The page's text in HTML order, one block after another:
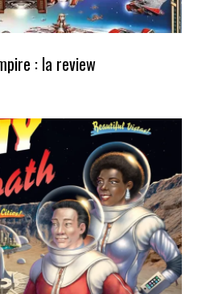
: la review